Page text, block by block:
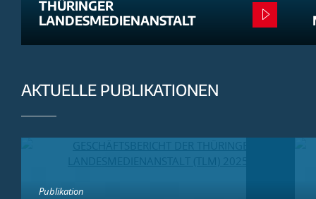
THÜRINGER
LANDESMEDIENANSTALT
AKTUELLE PUBLIKATIONEN
Publikation